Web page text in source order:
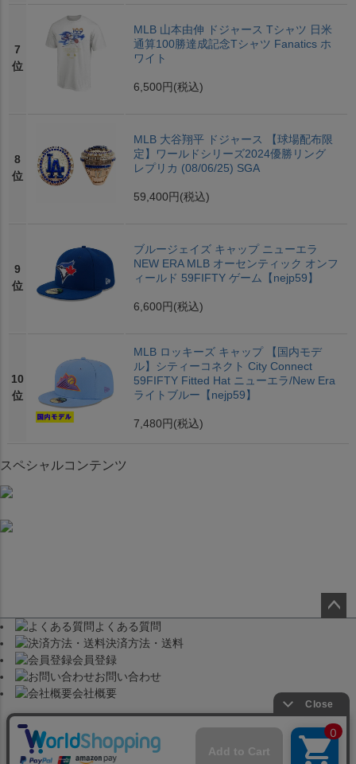
7
位
MLB 山本由伸 ドジャース Tシャツ 日米
通算100勝達成記念Tシャツ Fanatics ホ
ワイト
6,500円 (税込)
8
位
MLB 大谷翔平 ドジャース 【球場配布限
定】ワールドシリーズ2024優勝リング
レプリカ (08/06/25) SGA
59,400円 (税込)
9
位
ブルージェイズ キャップ ニューエラ
NEW ERA MLB オーセンティック オンフ
ィールド 59FIFTY ゲーム【nejp59】
6,600円 (税込)
10
位
MLB ロッキーズ キャップ 【国内モデ
ル】シティーコネクト City Connect
59FIFTY Fitted Hat ニューエラ/New Era
ライトブルー【nejp59】
7,480円 (税込)
スペシャルコンテンツ
よくある質問
決済方法・送料
会員登録
お問い合わせ
会社概要